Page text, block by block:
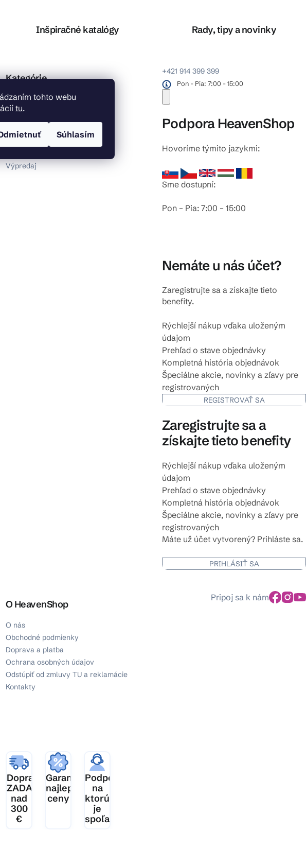
tohto webu
tu.
Súhlasím
Inšpiračné katalógy Rady, tipy a novinky
+421 914 399 399
Pon - Pia: 7:00 - 15:00
Podpora HeavenShop
Hovoríme týmito jazykmi:
Sme dostupní:
Pon – Pia: 7:00 – 15:00
Nemáte u nás účet?
Zaregistrujte sa a získajte tieto
benefity.
Rýchlejší nákup vďaka uloženým
údajom
Prehľad o stave objednávky
Kompletná história objednávok
Špeciálne akcie, novinky a zľavy pre
registrovaných
REGISTROVAŤ SA
Zaregistrujte sa a
získajte tieto benefity
Rýchlejší nákup vďaka uloženým
údajom
Prehľad o stave objednávky
Kompletná história objednávok
Špeciálne akcie, novinky a zľavy pre
registrovaných
Máte už účet vytvorený? Prihláste sa.
PRIHLÁSIŤ SA
O HeavenShop
O nás
Obchodné podmienky
Doprava a platba
Ochrana osobných údajov
Odstúpiť od zmluvy TU a reklamácie
Kontakty
Pripoj sa k nám
Doprava
ZADARMO
nad
300
€
Garancia
najlepšej
ceny
Podpora,
na
ktorú
je
spoľahnutie
Kategórie
Kúpeľňa
Kuchyňa
Dom a záhrada
Svietidlá
Inštalačný materiál
Výpredaj